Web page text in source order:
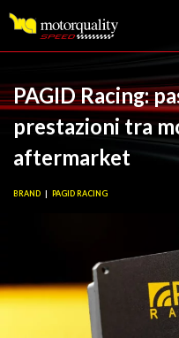
PAGID Racing:
prestazioni tra
aftermarket
BRAND PAGID RACING